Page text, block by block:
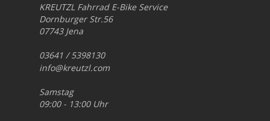
KREUTZL Fahrrad E-Bike Service
Dornburger Str.56
07743 Jena
03641 / 5398130
info@kreutzl.com
Samstag
09:00 - 13:00 Uhr